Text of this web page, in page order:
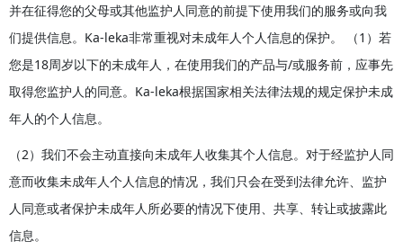
并在征得您的父母或其他监护人同意的前提下使用我们的服务或向我
们提供信息。Ka-leka非常重视对未成年人个人信息的保护。 （1）若
您是18周岁以下的未成年人，在使用我们的产品与/或服务前，应事先
取得您监护人的同意。Ka-leka根据国家相关法律法规的规定保护未成
年人的个人信息。
（2）我们不会主动直接向未成年人收集其个人信息。对于经监护人同
意而收集未成年人个人信息的情况，我们只会在受到法律允许、监护
人同意或者保护未成年人所必要的情况下使用、共享、转让或披露此
信息。